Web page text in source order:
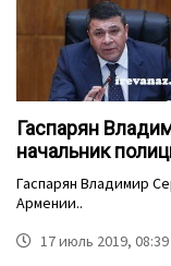
Гаспарян
начальник
Гаспарян Владимир
Армении..
17 июль 2019, 08:39